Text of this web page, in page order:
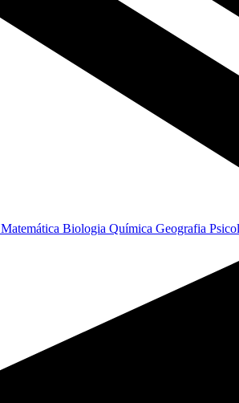
Matemática Biologia Química Geografia